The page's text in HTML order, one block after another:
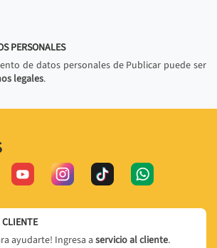
PERSONALES
de datos personales de Publicar puede ser
legales.
ayudarte! Ingresa a servicio al cliente.